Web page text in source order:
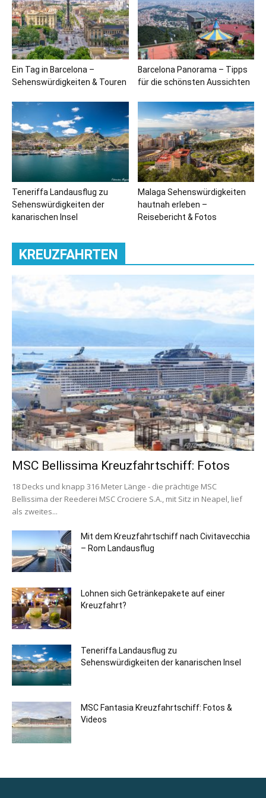
Ein Tag in Barcelona –
Sehenswürdigkeiten & Touren
Barcelona Panorama – Tipps
für die schönsten Aussichten
Teneriffa Landausflug zu
Sehenswürdigkeiten der
kanarischen Insel
Malaga Sehenswürdigkeiten
hautnah erleben –
Reisebericht & Fotos
KREUZFAHRTEN
MSC Bellissima Kreuzfahrtschiff: Fotos
18 Decks und knapp 316 Meter Länge - die prächtige MSC
Bellissima der Reederei MSC Crociere S.A., mit Sitz in Neapel, lief
als zweites...
Mit dem Kreuzfahrtschiff nach Civitavecchia
– Rom Landausflug
Lohnen sich Getränkepakete auf einer
Kreuzfahrt?
Teneriffa Landausflug zu
Sehenswürdigkeiten der kanarischen Insel
MSC Fantasia Kreuzfahrtschiff: Fotos &
Videos